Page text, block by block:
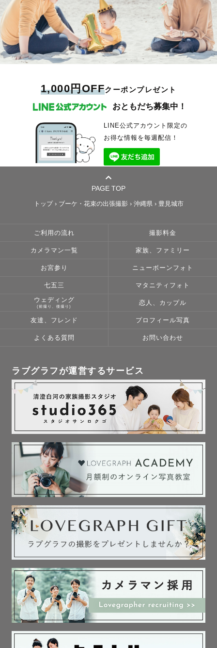
1,000円OFFクーポンプレゼント
おともだち募集中！
LINE公式アカウント限定の
お得な情報を毎週配信！
PAGE TOP
トップ› ブーケ・花束の出張撮影 › 沖縄県› 豊見城市
ご利用の流れ 撮影料金
カメラマン一覧 家族、ファミリー
お宮参り ニューボーンフォト
七五三 マタニティフォト
ウェディング
(前撮り、後撮り)
恋人、カップル
友達、フレンド プロフィール写真
よくある質問 お問い合わせ
ラブグラフが運営するサービス